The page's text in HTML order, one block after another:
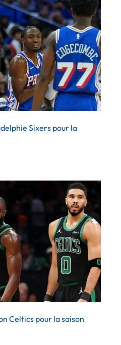
Sixers pour la
Celtics pour la saison